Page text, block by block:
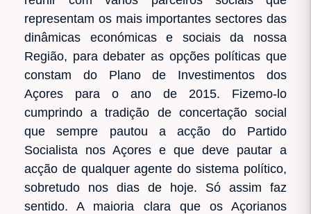
representam os mais importantes sectores das
dinâmicas económicas e sociais da nossa
Região, para debater as opções políticas que
constam do Plano de Investimentos dos
Açores para o ano de 2015. Fizemo-lo
cumprindo a tradição de concertação social
que sempre pautou a acção do Partido
Socialista nos Açores e que deve pautar a
acção de qualquer agente do sistema político,
sobretudo nos dias de hoje. Só assim faz
sentido. A maioria clara que os Açorianos